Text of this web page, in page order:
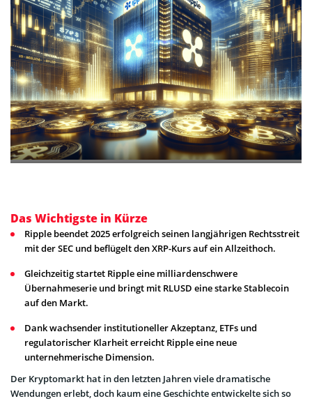
Das Wichtigste in Kürze
Ripple beendet 2025 erfolgreich seinen langjährigen Rechtsstreit
mit der SEC und beflügelt den XRP-Kurs auf ein Allzeithoch.
Gleichzeitig startet Ripple eine milliardenschwere
Übernahmeserie und bringt mit RLUSD eine starke Stablecoin
auf den Markt.
Dank wachsender institutioneller Akzeptanz, ETFs und
regulatorischer Klarheit erreicht Ripple eine neue
unternehmerische Dimension.
Der Kryptomarkt hat in den letzten Jahren viele dramatische
Wendungen erlebt, doch kaum eine Geschichte entwickelte sich so